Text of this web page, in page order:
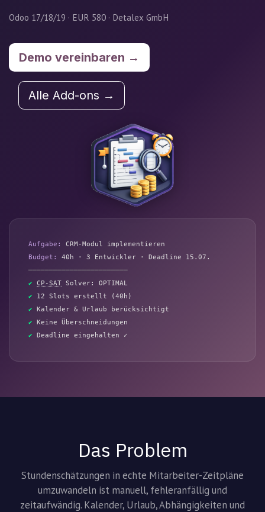
Odoo 17/18/19 · EUR 580 · Detalex GmbH
Demo vereinbaren →
Alle Add-ons →
Aufgabe:
CRM-Modul implementieren
Budget:
40h · 3 Entwickler · Deadline 15.07.
────────────────────────
✔
CP-SAT Solver: OPTIMAL
✔ 12 Slots erstellt (40h)
✔ Kalender & Urlaub berücksichtigt
✔ Keine Überschneidungen
✔ Deadline eingehalten ✓
Das Problem
Stundenschätzungen in echte Mitarbeiter-Zeitpläne
umzuwandeln ist manuell, fehleranfällig und
zeitaufwändig. Kalender, Urlaub, Abhängigkeiten und